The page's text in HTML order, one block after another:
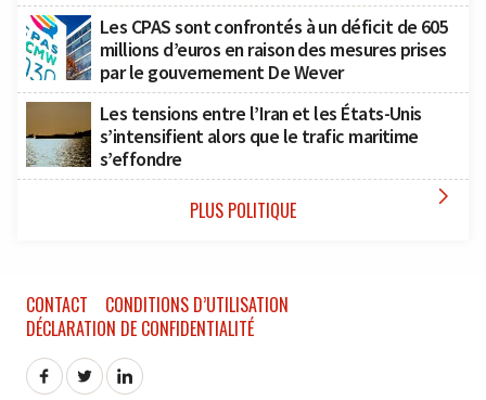
Les CPAS sont confrontés à un déficit de 605
millions d’euros en raison des mesures prises
par le gouvernement De Wever
Les tensions entre l’Iran et les États-Unis
s’intensifient alors que le trafic maritime
s’effondre
PLUS POLITIQUE 
CONTACT
CONDITIONS D’UTILISATION
DÉCLARATION DE CONFIDENTIALITÉ